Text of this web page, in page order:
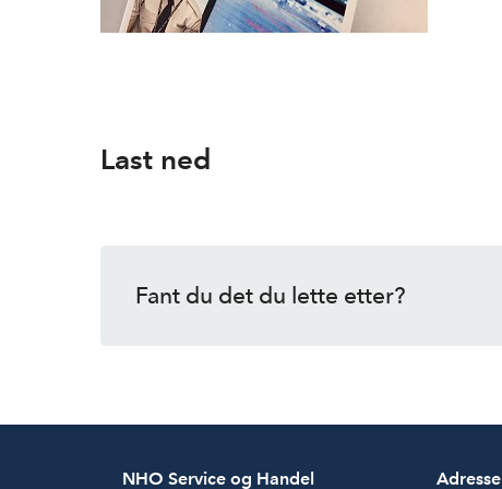
Last ned
Fant du det du lette etter?
NHO Service og Handel Adresse